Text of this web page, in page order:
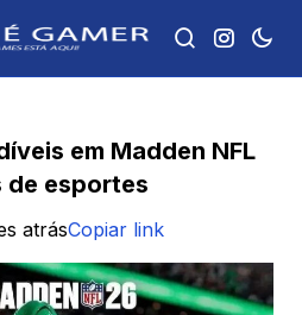
em Madden NFL
de esportes
atrásCopiar link